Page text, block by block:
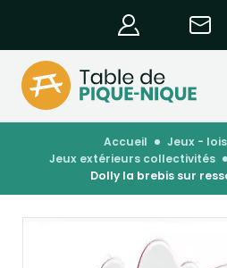
accueil
jeux -
jeux extérieurs collectivités
dolly la brebis sur